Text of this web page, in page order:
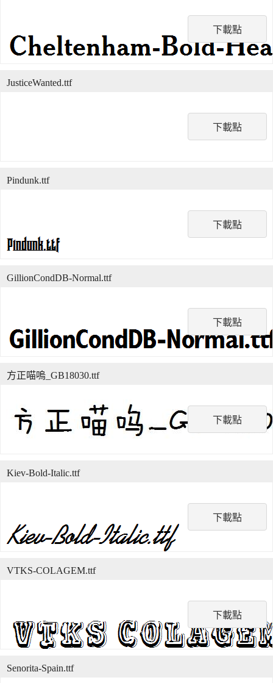
下載點
下載點
JusticeWanted.ttf
下載點
Pindunk.ttf
下載點
GillionCondDB-Normal.ttf
下載點
方正喵嗚_GB18030.ttf
下載點
Kiev-Bold-Italic.ttf
下載點
VTKS-COLAGEM.ttf
Senorita-Spain.ttf